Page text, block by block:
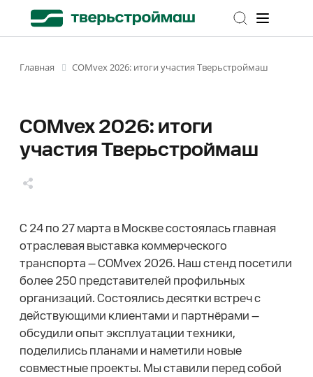
Главная COMvex 2026: итоги участия Тверьстроймаш
COMvex 2026: итоги
участия Тверьстроймаш
С 24 по 27 марта в Москве состоялась главная
отраслевая выставка коммерческого
транспорта — COMvex 2026. Наш стенд посетили
более 250 представителей профильных
организаций. Состоялись десятки встреч с
действующими клиентами и партнёрами —
обсудили опыт эксплуатации техники,
поделились планами и наметили новые
совместные проекты. Мы ставили перед собой